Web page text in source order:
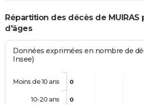
Répartition des décès de MUIRAS
d'âges
Données exprimées en nombre de
Insee)
0
0
Moins de 10 ans
10-20 ans